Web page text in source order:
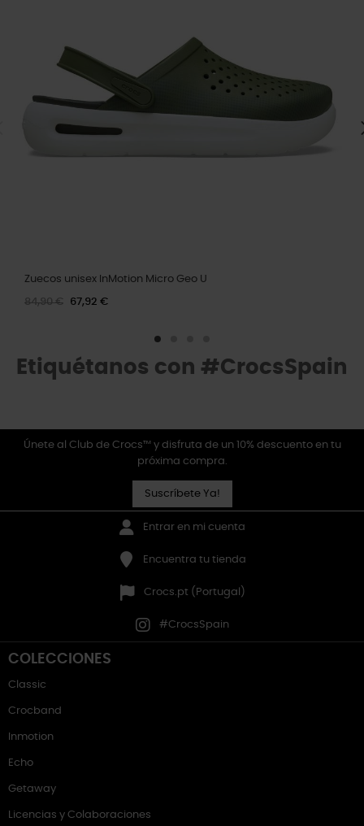
Zuecos unisex InMotion Micro Geo U
84,90 € 67,92 €
Etiquétanos con #CrocsSpain
Únete al Club de Crocs™ y disfruta de un 10% descuento en tu
próxima compra.
Suscríbete Ya!
Entrar en mi cuenta
Encuentra tu tienda
Crocs.pt (Portugal)
#CrocsSpain
COLECCIONES
Classic
Crocband
Inmotion
Echo
Getaway
Licencias y Colaboraciones